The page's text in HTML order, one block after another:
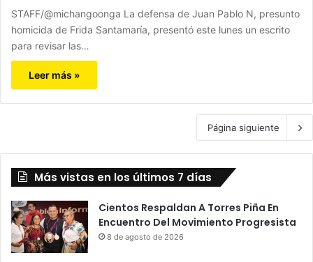
STAFF/@michangoonga La defensa de Juan Pablo N, presunto
homicida de Frida Santamaría, presentó este lunes un escrito
para revisar las…
Leer más »
Página siguiente
Más vistas en los últimos 7 días
Cientos Respaldan A Torres Piña En
Encuentro Del Movimiento Progresista
8 de agosto de 2026